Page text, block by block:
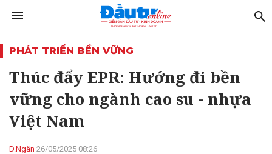
PHÁT TRIỂN BỀN VỮNG
Thúc đẩy EPR: Hướng đi bền
vững cho ngành cao su - nhựa
Việt Nam
D.Ngân 26/05/2025 08:26